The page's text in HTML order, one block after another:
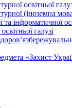
освітньої
(іноземна
інформатичної
галузі
«Захист